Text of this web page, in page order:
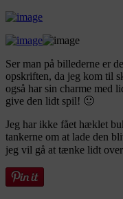
Ser man på billederne er
opskriften, da jeg kom til
også har sin charme med
give den lidt spil! 🙂
Jeg har ikke fået hæklet
tankerne om at lade den
jeg vil gå at tænke lidt